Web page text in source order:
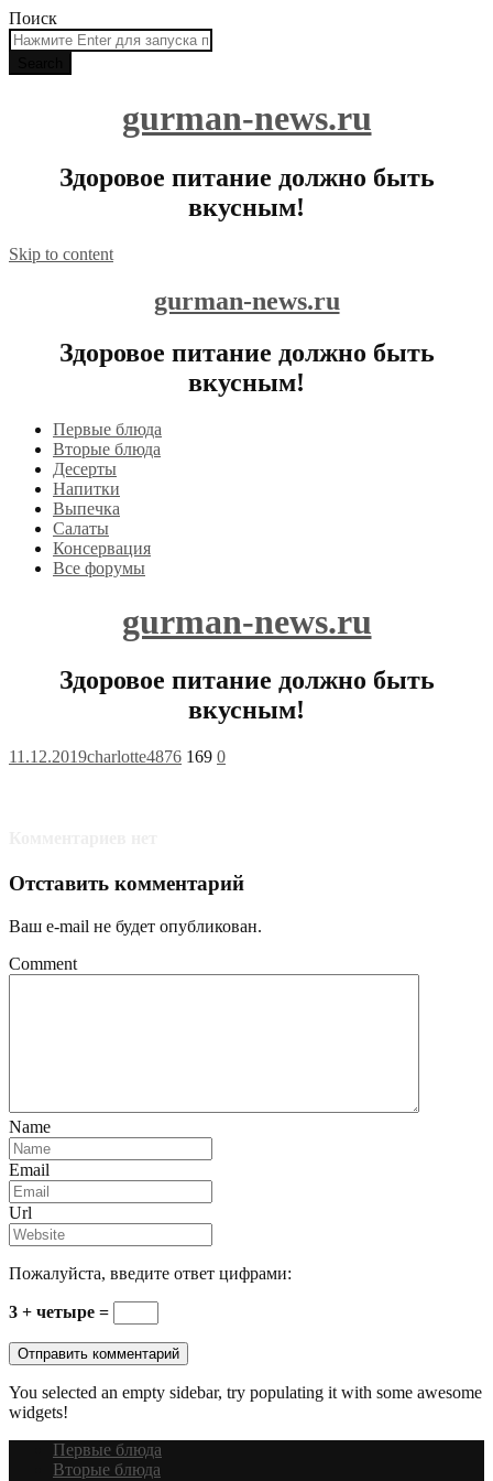
Поиск
gurman-news.ru
Здоровое питание должно быть
вкусным!
Skip to content
gurman-news.ru
Здоровое питание должно быть
вкусным!
Первые блюда
Вторые блюда
Десерты
Напитки
Выпечка
Салаты
Консервация
Все форумы
gurman-news.ru
Здоровое питание должно быть
вкусным!
11.12.2019charlotte4876 169 0
Отставить комментарий
Ваш e-mail не будет опубликован.
Comment
Name
Email
Url
Пожалуйста, введите ответ цифрами:
3 + четыре =
You selected an empty sidebar, try populating it with some awesome
widgets!
Первые блюда
Вторые блюда